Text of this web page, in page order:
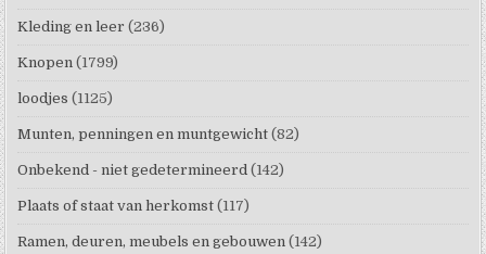
Kleding en leer (236)
Knopen (1799)
loodjes (1125)
Munten, penningen en muntgewicht (82)
Onbekend - niet gedetermineerd (142)
Plaats of staat van herkomst (117)
Ramen, deuren, meubels en gebouwen (142)